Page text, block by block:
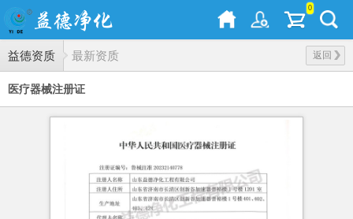
0
益德资质 返回
最新资质
医疗器械注册证